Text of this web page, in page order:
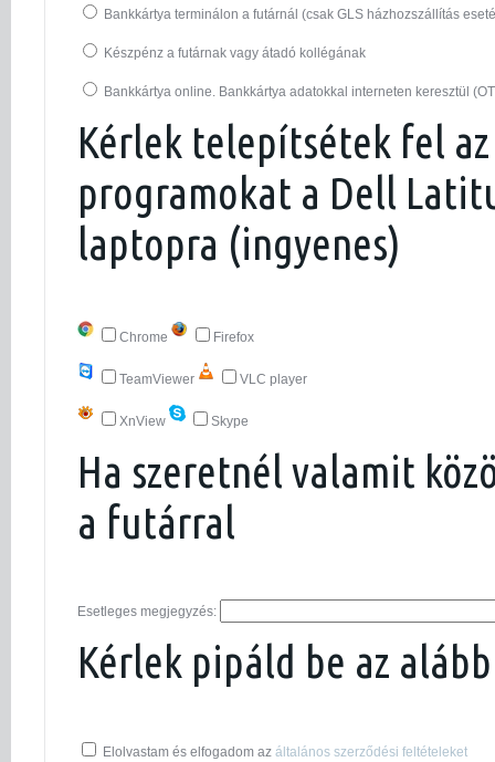
Bankkártya terminálon a futárnál (csak GLS házhozszállítás
Készpénz a futárnak vagy átadó kollégának
Bankkártya online. Bankkártya adatokkal interneten keresztül
Kérlek telepítsétek fel
programokat a Dell
laptopra (ingyenes)
Chrome Firefox
TeamViewer VLC player
XnView Skype
Ha szeretnél valamit
a futárral
Esetleges megjegyzés:
Kérlek pipáld be az
Elolvastam és elfogadom az általános szerződési feltételeket